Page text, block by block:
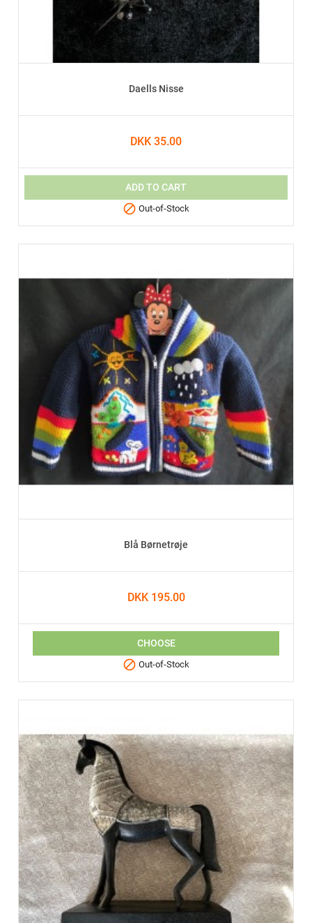
Daells Nisse
DKK 35.00
ADD TO CART
 Out-of-Stock
Blå Børnetrøje
DKK 195.00
CHOOSE
 Out-of-Stock